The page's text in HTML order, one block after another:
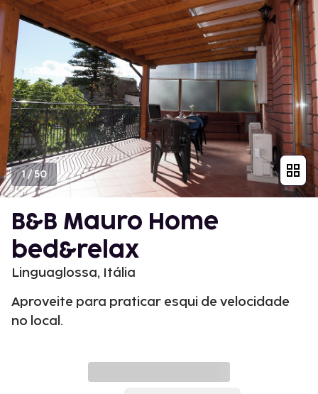
1/50
B&B Mauro Home
bed&relax
Linguaglossa, Itália
Aproveite para praticar esqui de velocidade
no local.